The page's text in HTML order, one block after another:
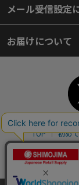
メール受信設定
お届けについて
TOP 初め
個人情
よくあるご